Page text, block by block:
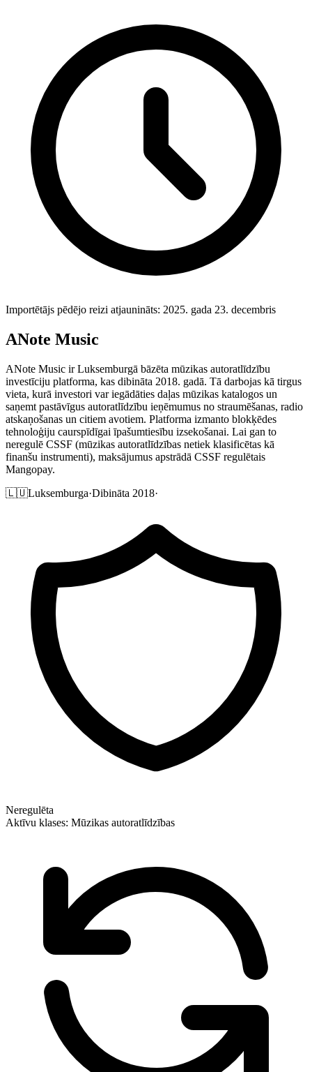
Importētājs pēdējo reizi atjaunināts: 2025. gada 23. decembris
ANote Music
ANote Music ir Luksemburgā bāzēta mūzikas autoratlīdzību
investīciju platforma, kas dibināta 2018. gadā. Tā darbojas kā tirgus
vieta, kurā investori var iegādāties daļas mūzikas katalogos un
saņemt pastāvīgus autoratlīdzību ieņēmumus no straumēšanas, radio
atskaņošanas un citiem avotiem. Platforma izmanto blokķēdes
tehnoloģiju caurspīdīgai īpašumtiesību izsekošanai. Lai gan to
neregulē CSSF (mūzikas autoratlīdzības netiek klasificētas kā
finanšu instrumenti), maksājumus apstrādā CSSF regulētais
Mangopay.
🇱🇺Luksemburga·Dibināta 2018·
Neregulēta
Aktīvu klases: Mūzikas autoratlīdzības